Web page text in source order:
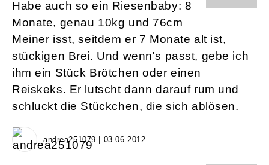
Habe auch so ein Riesenbaby: 8
Monate, genau 10kg und 76cm
Meiner isst, seitdem er 7 Monate alt ist,
stückigen Brei. Und wenn's passt, gebe ich
ihm ein Stück Brötchen oder einen
Reiskeks. Er lutscht dann darauf rum und
schluckt die Stückchen, die sich ablösen.
andrea251079 | 03.06.2012